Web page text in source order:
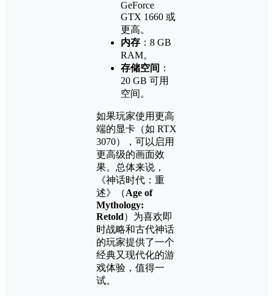
GeForce
GTX 1660 或
更高。
内存 ：8 GB
RAM。
存储空间 ：
20 GB 可用
空间。
如果玩家使用更高
端的显卡（如 RTX
3070），可以启用
更高级的画面效
果。总体来说，
《神话时代：重
述》（Age of
Mythology:
Retold）为喜欢即
时战略和古代神话
的玩家提供了一个
经典又现代化的游
戏体验，值得一
试。